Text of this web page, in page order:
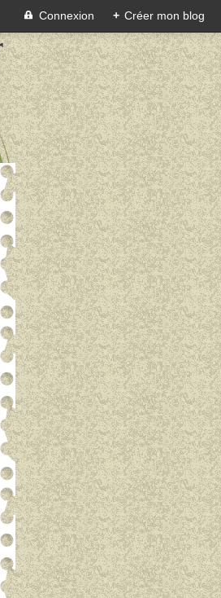
Connexion + Créer mon blog